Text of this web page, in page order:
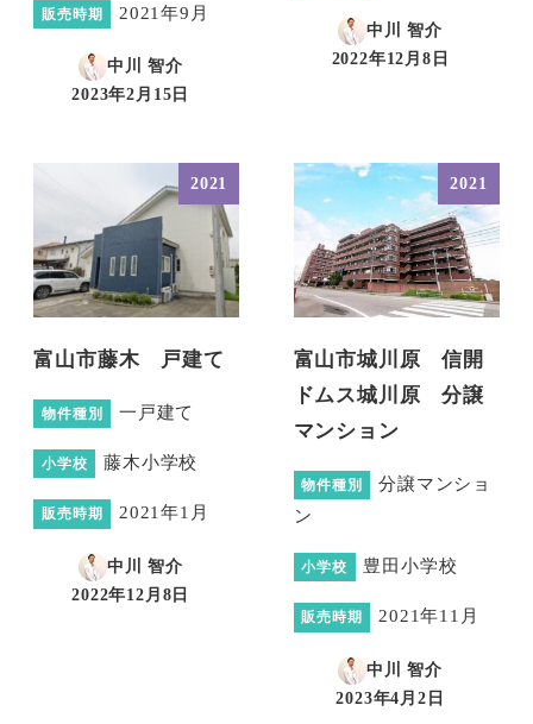
販売時期 2021年9月
中川 智介
投稿日
2023年2月15日
中川 智介
投稿日
2022年12月8日
2021
富山市藤木 戸建て
物件種別 一戸建て
小学校 藤木小学校
販売時期 2021年1月
中川 智介
投稿日
2022年12月8日
2021
富山市城川原 信開
ドムス城川原 分譲
マンション
物件種別
分譲マンショ
ン
小学校 豊田小学校
販売時期 2021年11月
中川 智介
投稿日
2023年4月2日